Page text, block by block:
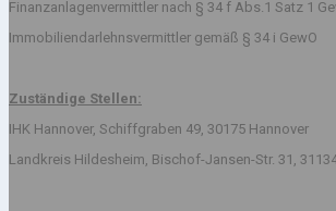
Finanzanlagenvermittler nach § 34 f Abs.1 Satz 1
Immobiliendarlehnsvermittler gemäß § 34 i GewO
Zuständige Stellen:
IHK Hannover, Schiffgraben 49, 30175 Hannover
Landkreis Hildesheim, Bischof-Jansen-Str. 31,